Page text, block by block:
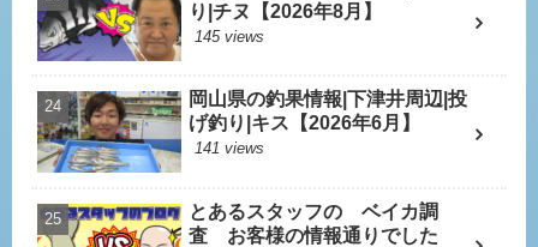
り|チヌ【2026年8月】
145 views
岡山県の釣果情報|下津井周辺|投
げ釣り|キス【2026年6月】
141 views
とあるスタッフの ベイカ調
査 お客様の情報通りでした